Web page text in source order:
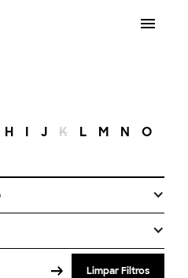
H I J K L M N O
Limpar Filtros